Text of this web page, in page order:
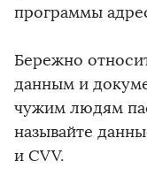
программы
Бережно
данным и
чужим людям
называйте
и CVV.